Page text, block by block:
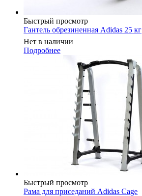
Быстрый просмотр
Гантель обрезиненная Adidas 25 кг
Нет в наличии
Подробнее
Быстрый просмотр
Рама для приседаний Adidas Cage